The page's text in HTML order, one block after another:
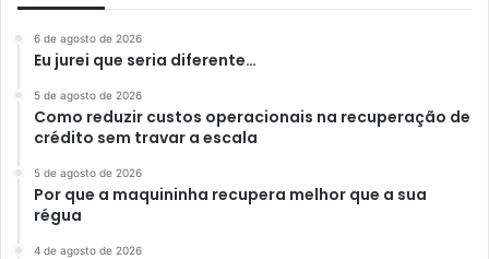
6 de agosto de 2026
Eu jurei que seria diferente…
5 de agosto de 2026
Como reduzir custos operacionais na recuperação de
crédito sem travar a escala
5 de agosto de 2026
Por que a maquininha recupera melhor que a sua
régua
4 de agosto de 2026